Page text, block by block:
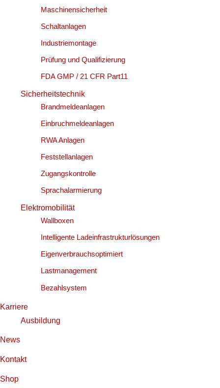
Maschinensicherheit
Schaltanlagen
Industriemontage
Prüfung und Qualifizierung
FDA GMP / 21 CFR Part11
Sicherheitstechnik
Brandmeldeanlagen
Einbruchmeldeanlagen
RWA Anlagen
Feststellanlagen
Zugangskontrolle
Sprachalarmierung
Elektromobilität
Wallboxen
Intelligente Ladeinfrastrukturlösungen
Eigenverbrauchsoptimiert
Lastmanagement
Bezahlsystem
Karriere
Ausbildung
News
Kontakt
Shop